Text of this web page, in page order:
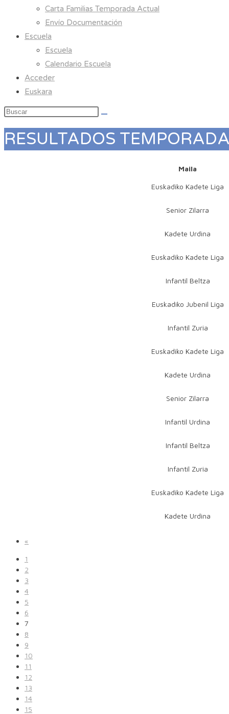
Carta Familias Temporada Actual
Envío Documentación
Escuela
Escuela
Calendario Escuela
Acceder
Euskara
RESULTADOS
Maila
Euskadiko Kadete Liga
Senior Zilarra
Kadete Urdina
Euskadiko Kadete Liga
Infantil Beltza
Euskadiko Jubenil Liga
Infantil Zuria
Euskadiko Kadete Liga
Kadete Urdina
Senior Zilarra
Infantil Urdina
Infantil Beltza
Infantil Zuria
Euskadiko Kadete Liga
Kadete Urdina
«
1
2
3
4
5
6
7
8
9
10
11
12
13
14
15